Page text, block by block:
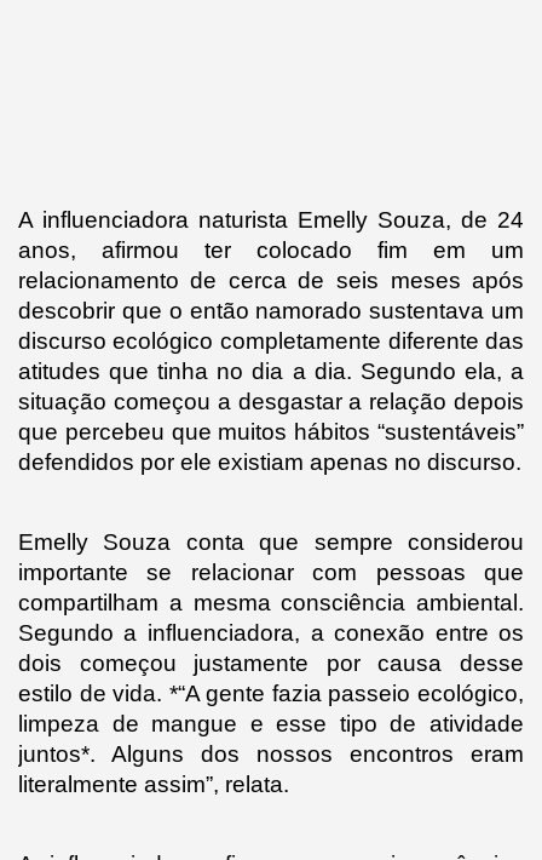
A influenciadora naturista Emelly Souza, de 24
anos, afirmou ter colocado fim em um
relacionamento de cerca de seis meses após
descobrir que o então namorado sustentava um
discurso ecológico completamente diferente das
atitudes que tinha no dia a dia. Segundo ela, a
situação começou a desgastar a relação depois
que percebeu que muitos hábitos “sustentáveis”
defendidos por ele existiam apenas no discurso.
Emelly Souza conta que sempre considerou
importante se relacionar com pessoas que
compartilham a mesma consciência ambiental.
Segundo a influenciadora, a conexão entre os
dois começou justamente por causa desse
estilo de vida. *“A gente fazia passeio ecológico,
limpeza de mangue e esse tipo de atividade
juntos*. Alguns dos nossos encontros eram
literalmente assim”, relata.